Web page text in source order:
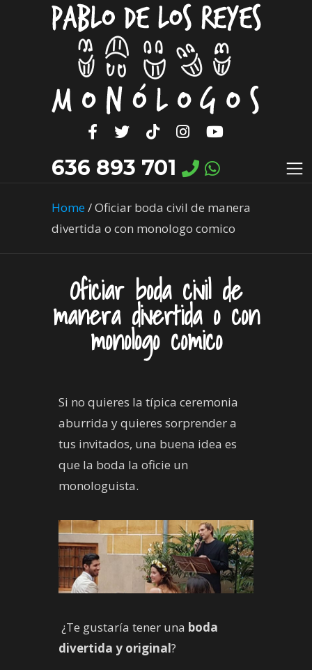
636 893 701
Home/Oficiar boda civil de manera
divertida o con monologo comico
Oficiar boda civil de
manera divertida o con
monologo comico
Si no quieres la típica ceremonia
aburrida y quieres sorprender a
tus invitados, una buena idea es
que la boda la oficie un
monologuista.
¿Te gustaría tener una boda
divertida y original?